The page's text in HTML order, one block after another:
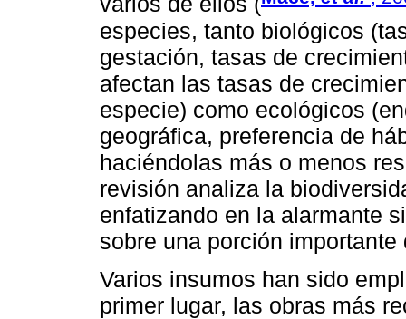
especies, tanto biológicos
gestación, tasas de
afectan las tasas de
especie) como ecológicos
geográfica, preferencia de
haciéndolas más o menos
revisión analiza la
enfatizando en la alarmante
sobre una porción importante
Varios insumos han sido
primer lugar, las obras más